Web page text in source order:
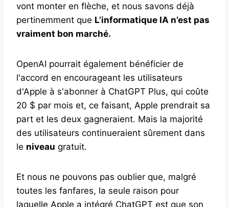
vont monter en flèche, et nous savons déjà
pertinemment que L’informatique IA n’est pas
vraiment bon marché.
OpenAI pourrait également bénéficier de
l'accord en encourageant les utilisateurs
d'Apple à s'abonner à ChatGPT Plus, qui coûte
20 $ par mois et, ce faisant, Apple prendrait sa
part et les deux gagneraient. Mais la majorité
des utilisateurs continueraient sûrement dans
le niveau gratuit.
Et nous ne pouvons pas oublier que, malgré
toutes les fanfares, la seule raison pour
laquelle Apple a intégré ChatGPT est que son